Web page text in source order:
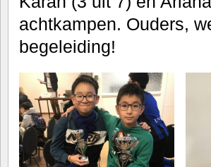
achtkampen. Ouders,
begeleiding!